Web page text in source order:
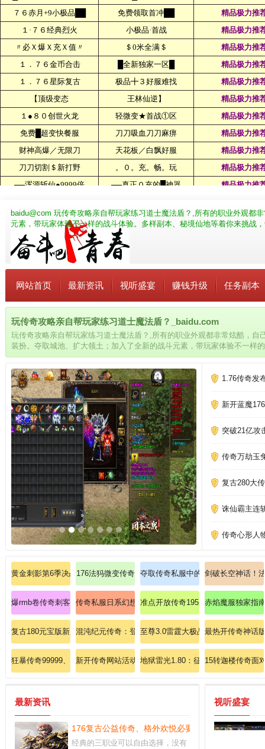
baidu@com 玩传奇攻略亲自帮玩家练习道士魔法盾？,所有的职业外观都
元素，带玩家体验不一样的战斗体验。多样副本、秘境仙地等着你来挑战
网站首页 最新资讯 视听盛宴 赚钱升级 任务副本
玩传奇攻略亲自帮玩家练习道士魔法盾？_baidu.com
玩传奇攻略亲自帮玩家练习道士魔法盾？,所有的职业外观都非常炫酷，自
装扮。夺取城池、扩大领土；加入了全新的战斗元素，带玩家体验不一样
你来挑战，争夺更多珍稀的宝石材料和极品装备。
1.76传奇发
新开蓝魔
突破21亿攻
传奇万劫玉
复古280大
诛仙霸主连
传奇心形人
黄金刺影第6季决战幽冥邪龙的终极奥义
176法犸微变传奇 夺取传奇私服中的天尊套装，觉醒
剑破长空神话！
爆rmb卷传奇刺客要如何增进爆裂火焰传奇私服日系幻想改版：体验和风幻想传奇，征服天照
准点开放传奇195杀死虎卫的计谋！
赤焰魔服独家指
复古180元宝版新服：情怀重启，元宝交易，战友集结！
混沌纪元传奇：登录即送混沌神戒版本的皇城争霸！
至尊3.0雷霆大极品：突破极限，制
最热开传奇神话
狂暴传奇99999、酣畅淋漓横扫赤月峡谷606！
新开传奇网站活动评测:传奇圣域教主坐标消灭金杖蜘蛛
地狱雷光1.80：征服传奇私服中的地
15转迦楼传奇面
最新资讯
176复古公益传奇、格外欢悦必要光芒道袍(男)
经典的三职业可以自由选择，没有
视听盛宴